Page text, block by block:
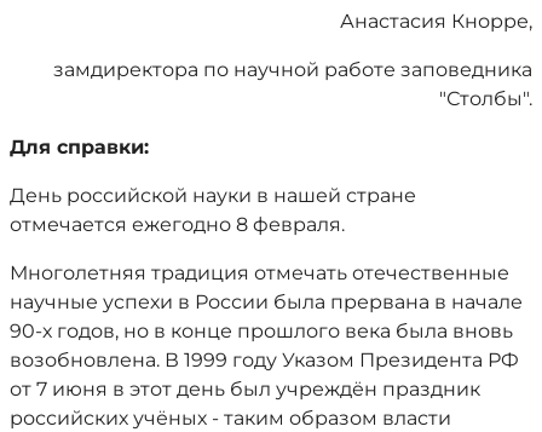
Анастасия Кнорре,
замдиректора по научной работе заповедника
"Столбы".
Для справки:
День российской науки в нашей стране
отмечается ежегодно 8 февраля.
Многолетняя традиция отмечать отечественные
научные успехи в России была прервана в начале
90-х годов, но в конце прошлого века была вновь
возобновлена. В 1999 году Указом Президента РФ
от 7 июня в этот день был учреждён праздник
российских учёных - таким образом власти